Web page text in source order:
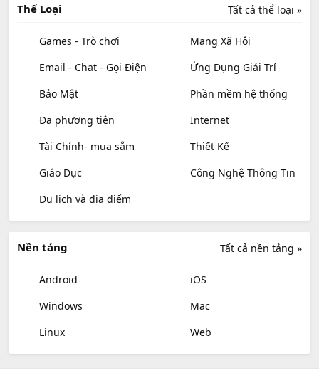
Tất cả thể loại »
Thể Loại
Games - Trò chơi
Mạng Xã Hội
Email - Chat - Gọi Điện
Ứng Dụng Giải Trí
Bảo Mật
Phần mềm hệ thống
Đa phương tiện
Internet
Tài Chính- mua sắm
Thiết Kế
Giáo Dục
Công Nghệ Thông Tin
Du lịch và địa điểm
Tất cả nền tảng »
Nền tảng
Android
iOS
Windows
Mac
Linux
Web